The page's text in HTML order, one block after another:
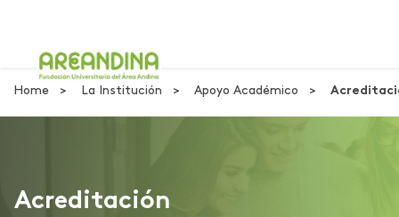
Home La Institución Apoyo Académico
Acreditación